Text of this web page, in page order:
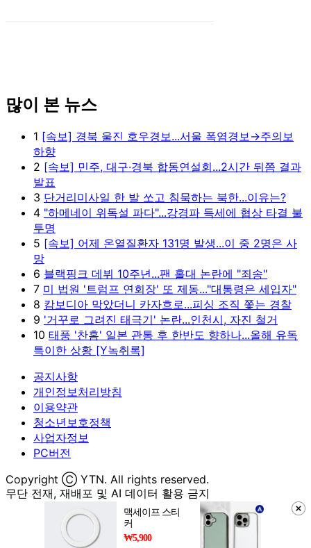
많이 본 뉴스
1 [속보] 경북 울진 호우경보...서울 폭염경보→주의보
하향
2 [속보] 민주, 대구·경북 합동연설회...2시간 뒤쯤 결과
발표
3 단거리미사일 한 발 쏘고 침묵하는 북한...이유는?
4 "하메네이 위독설 파다"...강경파 득세에 협상 타결 불
투명
5 [속보] 어제 온열질환자 131명 발생...이 중 2명은 사
망
6 블랙핑크 데뷔 10주년...팬 홀대 논란에 "죄송"
7 미 법원 '트럼프 연회장' 또 제동..."대통령은 세입자"
8 캄보디아 막았더니 카자흐로...피싱 조직 쫓는 경찰
9 '거꾸로 그려진 태극기' 논란...인천시, 자진 철거
10 태풍 '찬홈' 일본 관통 후 한반도 향하나...올해 유독
특이한 상황 [Y녹취록]
공지사항
개인정보처리방침
이용약관
청소년보호정책
사업자정보
PC버전
Copyright Ⓒ YTN. All rights reserved.
무단 전재, 재배포 및 AI 데이터 활용 금지